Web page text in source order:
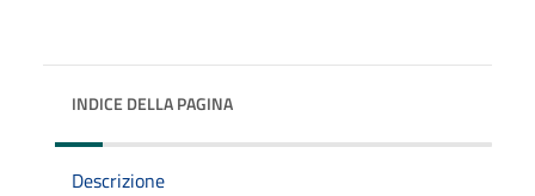
INDICE DELLA PAGINA
Descrizione